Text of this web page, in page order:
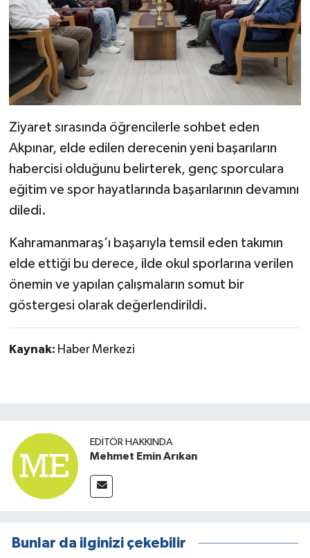
Ziyaret sırasında öğrencilerle sohbet eden
Akpınar, elde edilen derecenin yeni başarıların
habercisi olduğunu belirterek, genç sporculara
eğitim ve spor hayatlarında başarılarının devamını
diledi.
Kahramanmaraş’ı başarıyla temsil eden takımın
elde ettiği bu derece, ilde okul sporlarına verilen
önemin ve yapılan çalışmaların somut bir
göstergesi olarak değerlendirildi.
Kaynak: Haber Merkezi
EDITÖR HAKKINDA
Mehmet Emin Arıkan
Bunlar da ilginizi çekebilir